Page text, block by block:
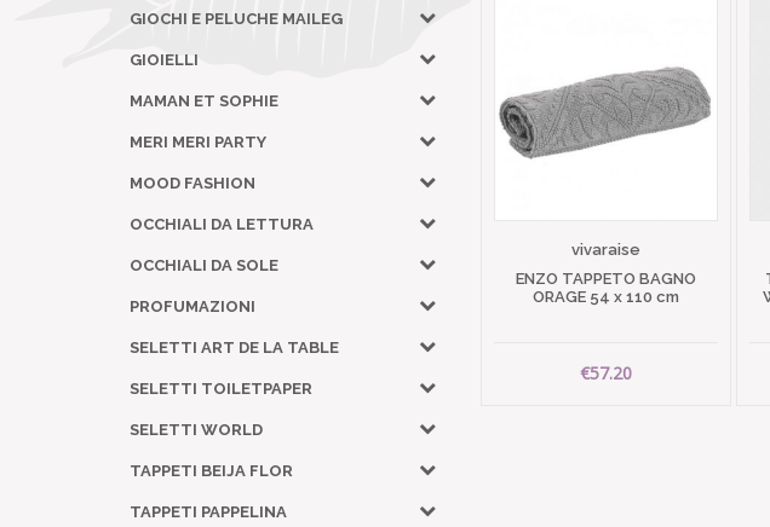
GIOCHI E PELUCHE MAILEG
GIOIELLI
MAMAN ET SOPHIE
MERI MERI PARTY
MOOD FASHION
OCCHIALI DA LETTURA
OCCHIALI DA SOLE
PROFUMAZIONI
SELETTI ART DE LA TABLE
SELETTI TOILETPAPER
SELETTI WORLD
TAPPETI BEIJA FLOR
TAPPETI PAPPELINA
vivaraise
ENZO TAPPETO BAGNO
ORAGE 54 x 110 cm
€57.20